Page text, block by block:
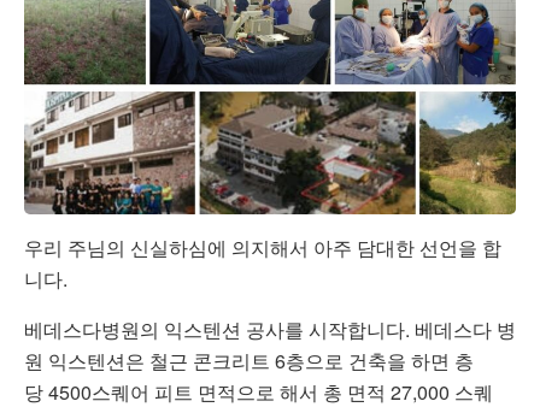
우리 주님의 신실하심에 의지해서 아주 담대한 선언을 합
니다.
베데스다병원의 익스텐션 공사를 시작합니다. 베데스다 병
원 익스텐션은 철근 콘크리트 6층으로 건축을 하면 층
당 4500스퀘어 피트 면적으로 해서 총 면적 27,000 스퀘